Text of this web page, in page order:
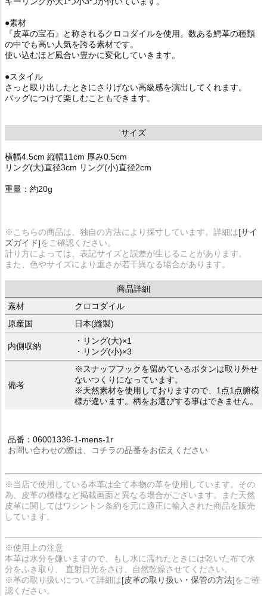
●素材
『皮革の宝石』と称されるクロコダイルを使用。数ある鰐革の種類
の中でも高い人気を誇る素材です。
使い込むほど風合い豊かに変化していきます。
●スタイル
さっと取り出したときにさりげない高級感を演出してくれます。
バッグにつけて楽しむこともできます。
サイズ
横幅4.5cm 縦幅11cm 厚み0.5cm
リング(大)直径3cm リング(小)直径2cm
重量：約20g
※こちらの商品は、独自の方法により採寸しています。詳細は[サイ
ズガイド]をご確認ください。
計り方によっては、表記サイズと誤差が生じることがあります。
また、色やサイズにより重さが若干異なる場合があります。
商品詳細
素材
クロコダイル
原産国
日本(縫製)
内側収納
・リング(大)×1
・リング(小)×3
備考
※スナップフックを留めているボタンは取り外せ
ないつくりになっています。
※天然素材を使用しておりますので、1点1点腑模
様が違います。柄をお選びする事はできません。
品番：06001336-1-mens-1r
お問い合わせの際は、コチラの品番をお伝えください
※当店で使用している本革は全て本物の革を使用しています。その
為、皮革の模様など掲載画面と異なる場合がございます。また天然
皮革に関してはワシントン条約を元に適正に輸入された商品を販売
しています。
※使用上の注意
本革は水分を嫌いますので、もし水に濡れたときには乾いた布で水
分をふき取り、 直射日光をさけ、自然乾燥させてください。
※革の取り扱いについて詳細は[皮革の取り扱い・保管の方法]をご確
認ください。